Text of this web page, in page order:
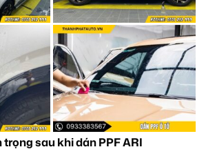
sau khi dán PPF ARI